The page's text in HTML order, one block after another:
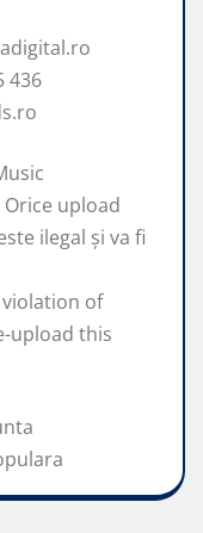
436
upload
ilegal și va fi
of
upload this